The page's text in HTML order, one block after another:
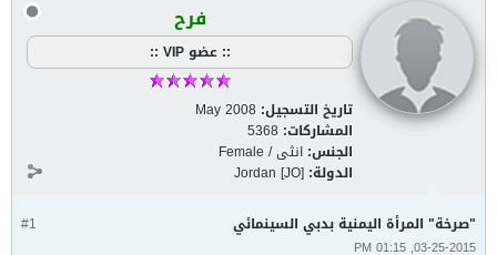
فرح
:: عضو VIP ::
تاريخ التسجيل: May 2008
المشاركات: 5368
الجنس: انثى / Female
الدولة: Jordan [JO]
#1 "صرخة" المرأة اليمنية بدبي السينمائي
03-25-2015, 01:15 PM